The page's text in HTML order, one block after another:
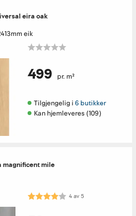
eira oak
eik
499 pr. m²
Tilgjengelig i 6 butikker
Kan hjemleveres (109)
magnificent mile
Karakter: 4.0 av 5 mulige
4av5